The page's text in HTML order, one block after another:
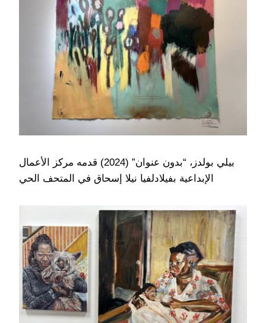
بيلي بولدز، “بدون عنوان” (2024) قدمه مركز الأعمال
الإبداعية بفيلادلفيا نيلا إسحاق في المتحف الحي